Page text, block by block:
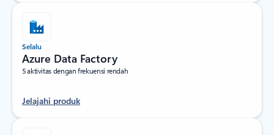
Selalu
Azure Data Factory
5 aktivitas dengan frekuensi rendah
Jelajahi produk